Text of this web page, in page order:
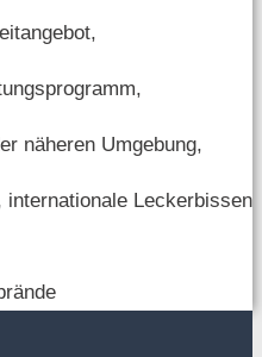
näheren Umgebung,
internationale Leckerbissen